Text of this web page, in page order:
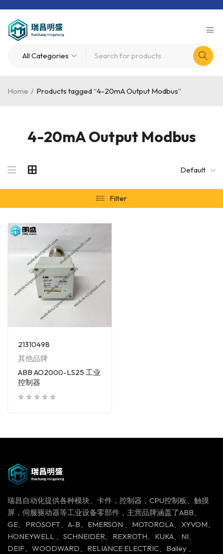
4-20mA Output Modbus
Home / Products tagged “4-20mA Output Modbus”
Default
Filter
21310498
其他品牌
ABB AO2000-LS25 工业
控制器
瑞昌自动化提供各种模块、卡件，控制器，CPU控制板、触摸
屏，伺服驱动器等工业设备零部件，主营品牌涵盖了ABB、
GE、PROSOFT、A-B、EMERSON 、MOTOROLA、XYVOM、
HONEYWELL 、SCHNEIDER、REXROTH、KUKA、NI、
DEIF、WOODWARD、RELIANCE ELECTRIC、Bailey 、